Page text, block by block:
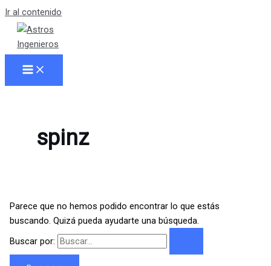
Ir al contenido
spinz
Parece que no hemos podido encontrar lo que estás
buscando. Quizá pueda ayudarte una búsqueda.
Buscar por: